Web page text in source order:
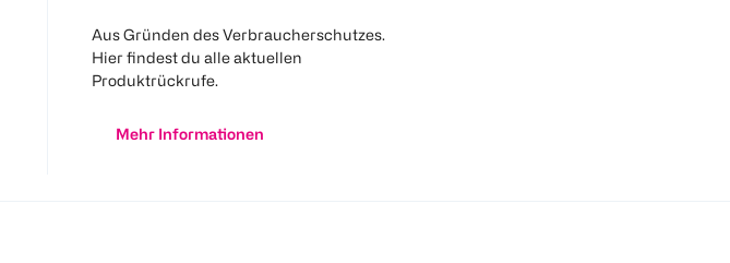
Aus Gründen des Verbraucherschutzes.
Hier findest du alle aktuellen
Produktrückrufe.
Mehr Informationen